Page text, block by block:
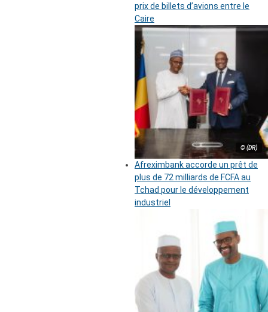
prix de billets d’avions entre le
Caire
© (DR)
Afreximbank accorde un prêt de
plus de 72 milliards de FCFA au
Tchad pour le développement
industriel